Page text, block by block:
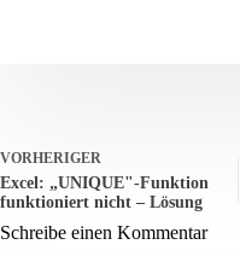
VORHERIGER
Excel: „UNIQUE"-Funktion
funktioniert nicht – Lösung
Schreibe einen Kommentar